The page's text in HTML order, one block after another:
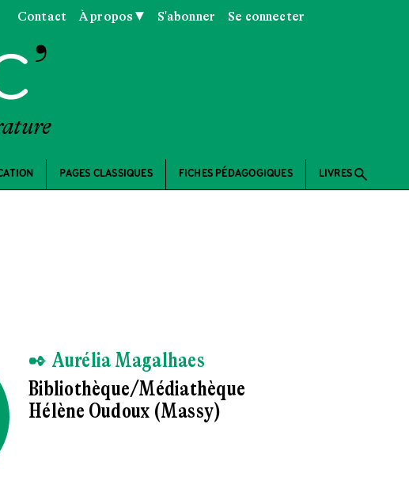
Contact À propos ▼ S'abonner Se connecter
PAGES CLASSIQUES FICHES PÉDAGOGIQUES LIVRES search
✒ Aurélia Magalhaes
Bibliothèque/Médiathèque
Hélène Oudoux (Massy)